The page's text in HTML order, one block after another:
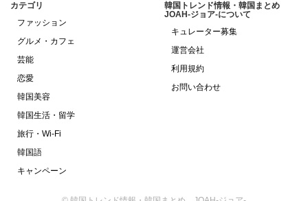
カテゴリ
ファッション
グルメ・カフェ
芸能
恋愛
韓国美容
韓国生活・留学
旅行・Wi-Fi
韓国語
キャンペーン
韓国トレンド情報・韓国まとめ
JOAH-ジョア-について
キュレーター募集
運営会社
利用規約
お問い合わせ